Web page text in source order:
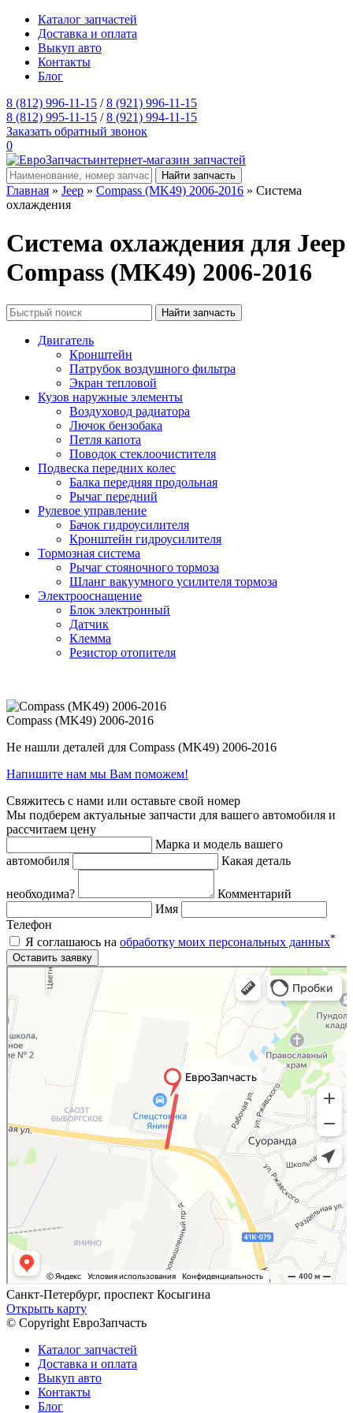
Каталог запчастей
Доставка и оплата
Выкуп авто
Контакты
Блог
8 (812) 996-11-15 /8 (921) 996-11-15
8 (812) 995-11-15 /8 (921) 994-11-15
Заказать обратный звонок
0
интернет-магазин запчастей
Главная » Jeep » Compass (MK49) 2006-2016 » Система
охлаждения
Система охлаждения для Jeep
Compass (MK49) 2006-2016
Двигатель
Кронштейн
Патрубок воздушного фильтра
Экран тепловой
Кузов наружные элементы
Воздуховод радиатора
Лючок бензобака
Петля капота
Поводок стеклоочистителя
Подвеска передних колес
Балка передняя продольная
Рычаг передний
Рулевое управление
Бачок гидроусилителя
Кронштейн гидроусилителя
Тормозная система
Рычаг стояночного тормоза
Шланг вакуумного усилителя тормоза
Электрооснащение
Блок электронный
Датчик
Клемма
Резистор отопителя
Compass (MK49) 2006-2016
Не нашли деталей для Compass (MK49) 2006-2016
Напишите нам мы Вам поможем!
Свяжитесь с нами или оставьте свой номер
Мы подберем актуальные запчасти для вашего автомобиля и
рассчитаем цену
Марка и модель вашего
автомобиля
Какая деталь
необходима?
Комментарий
Имя
Телефон
Я соглашаюсь на обработку моих персональных данных*
Яндекс.Карты
Яндекс.Карты — поиск мест и адресов, городской транспорт
Санкт-Петербург, проспект Косыгина
Открыть карту
© Copyright ЕвроЗапчасть
Каталог запчастей
Доставка и оплата
Выкуп авто
Контакты
Блог